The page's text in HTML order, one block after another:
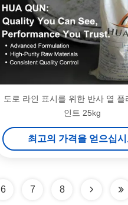
도로 라인 표시를 위한 반사 열 플
인트 25kg
최고의 가격을 얻으십
6 7 8